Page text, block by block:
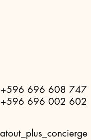
+596 696 608 747
+596 696 002 602
atout_plus_concierge